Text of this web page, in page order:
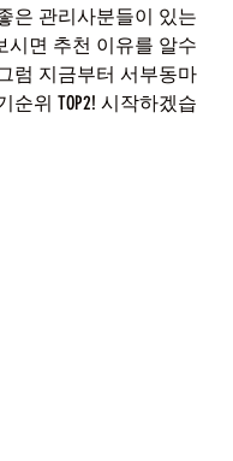
은 관리사분들이 있는
시면 추천 이유를 알수
럼 지금부터 서부동마
순위 TOP2! 시작하겠습